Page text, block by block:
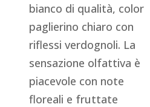
bianco di qualità, color
paglierino chiaro con
riflessi verdognoli. La
sensazione olfattiva è
piacevole con note
floreali e fruttate